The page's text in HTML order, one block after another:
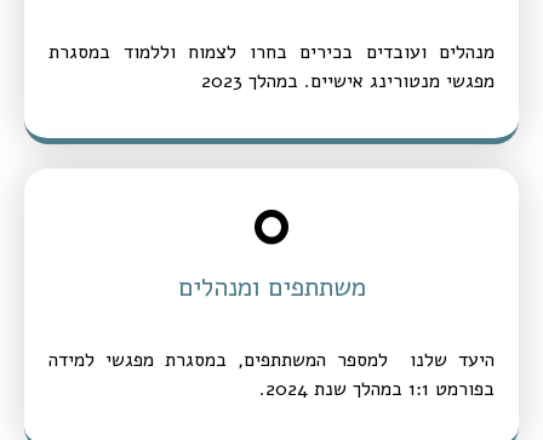
מנהלים ועובדים בכירים בחרו לצמוח וללמוד במסגרת
מפגשי מנטורינג אישיים. במהלך 2023
משתתפים ומנהלים
0
היעד שלנו למספר המשתתפים, במסגרת מפגשי למידה
בפורמט 1:1 במהלך שנת 2024.